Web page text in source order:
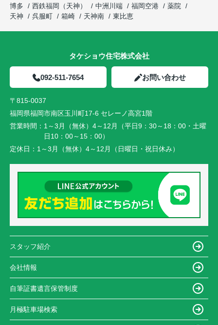
博多
西鉄福岡（天神） 中洲川端 福岡空港
薬院
天神
呉服町 箱崎 天神南 東比恵
タケショウ住宅株式会社
092-511-7654 お問い合わせ
〒815-0037
福岡県福岡市南区玉川町17-6 セレーノ高宮1階
営業時間： 1～3月（無休）4～12月（平日9：30～18：00・土曜
日10：00～15：00）
定休日： 1～3月（無休）4～12月（日曜日・祝日休み）
スタッフ紹介
会社情報
自筆証書遺言保管制度
月極駐車場検索